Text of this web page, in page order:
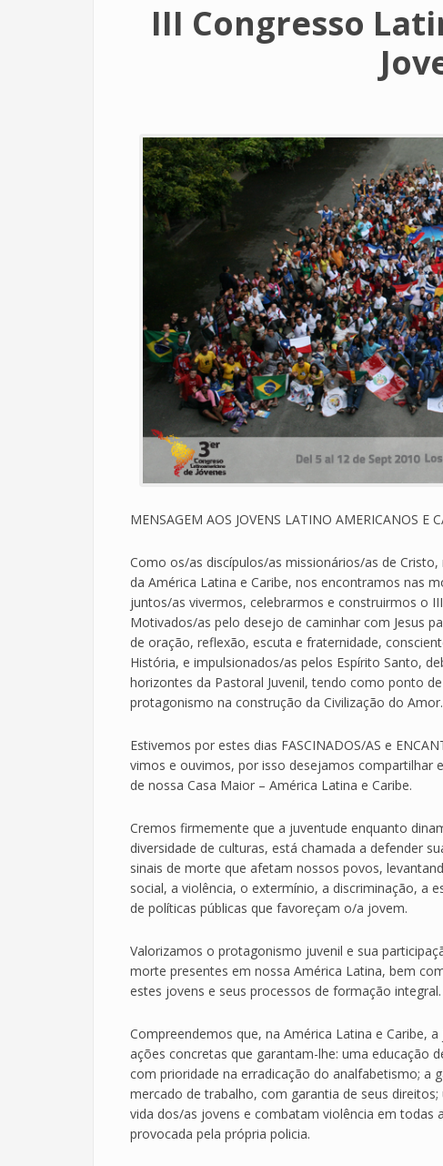
III Congresso
MENSAGEM AOS JOVENS LATINO AMERICANOS E
Como os/as discípulos/as missionários/as de
da América Latina e Caribe, nos encontramos nas
juntos/as vivermos, celebrarmos e construirmos o
Motivados/as pelo desejo de caminhar com Jesus
de oração, reflexão, escuta e fraternidade,
História, e impulsionados/as pelos Espírito Santo,
horizontes da Pastoral Juvenil, tendo como ponto
protagonismo na construção da Civilização do Amor.
Estivemos por estes dias FASCINADOS/AS e
vimos e ouvimos, por isso desejamos compartilhar
de nossa Casa Maior – América Latina e Caribe.
Cremos firmemente que a juventude enquanto
diversidade de culturas, está chamada a defender
sinais de morte que afetam nossos povos,
social, a violência, o extermínio, a discriminação, a
de políticas públicas que favoreçam o/a jovem.
Valorizamos o protagonismo juvenil e sua
morte presentes em nossa América Latina, bem
estes jovens e seus processos de formação integral.
Compreendemos que, na América Latina e Caribe,
ações concretas que garantam-lhe: uma educação
com prioridade na erradicação do analfabetismo; a
mercado de trabalho, com garantia de seus
vida dos/as jovens e combatam violência em todas
provocada pela própria policia.